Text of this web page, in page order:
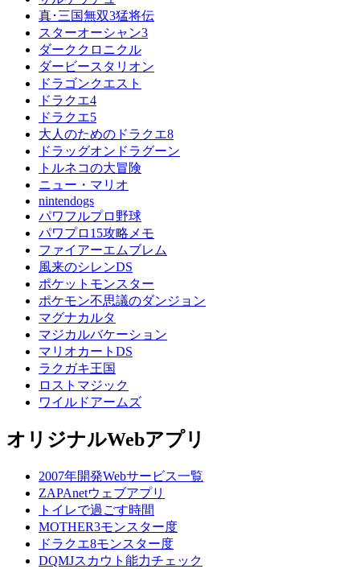
真･三国無双3猛将伝
スターオーシャン3
ダーククロニクル
ダービースタリオン
ドラゴンクエスト
ドラクエ4
ドラクエ5
大人のためのドラクエ8
ドラッグオンドラグーン
トルネコの大冒険
ニュー・マリオ
nintendogs
パワフルプロ野球
パワプロ15攻略メモ
ファイアーエムブレム
風来のシレンDS
ポケットモンスター
ポケモン不思議のダンジョン
マグナカルタ
マジカルバケーション
マリオカートDS
ラクガキ王国
ロストマジック
ワイルドアームズ
オリジナルWebアプリ
2007年開発Webサービス一覧
ZAPAnetウェブアプリ
トイレで過ごす時間
MOTHER3モンスター度
ドラクエ8モンスター度
DQMJスカウト能力チェック